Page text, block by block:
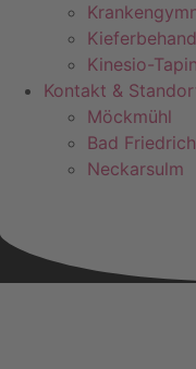
Kinesio-
Kontakt &
Möckmühl
Bad
Neckarsulm